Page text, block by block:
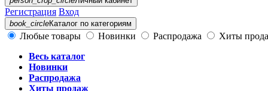
Регистрация Вход
book_circleКаталог по категориям
Любые товары Новинки Распродажа
Хиты
Весь каталог
Новинки
Распродажа
Хиты продаж